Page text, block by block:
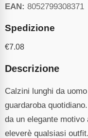
EAN: 8052799308371
Spedizione
€7.08
Descrizione
Calzini lunghi da
guardaroba
da un elegante
eleverè qualsiasi